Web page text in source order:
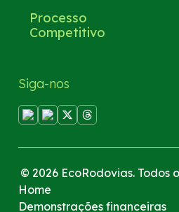
Processo
Competitivo
Siga-nos
Home
Demonstrações financeiras
© 2026 EcoRodovias. Todos